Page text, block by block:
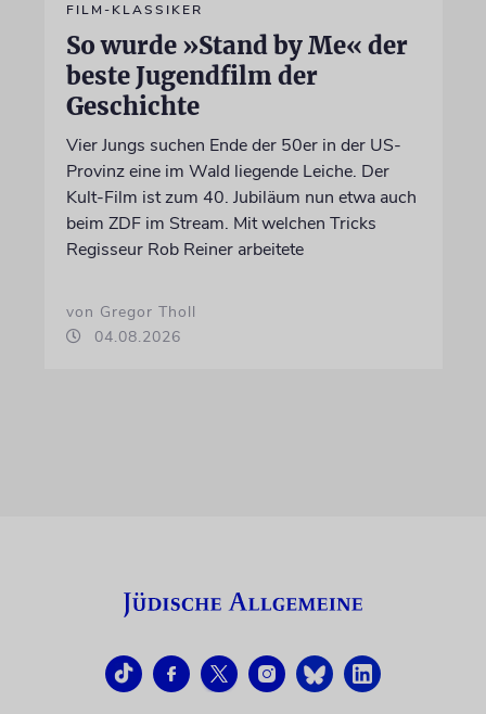
FILM-KLASSIKER
So wurde »Stand by Me« der
beste Jugendfilm der
Geschichte
Vier Jungs suchen Ende der 50er in der US-
Provinz eine im Wald liegende Leiche. Der
Kult-Film ist zum 40. Jubiläum nun etwa auch
beim ZDF im Stream. Mit welchen Tricks
Regisseur Rob Reiner arbeitete
von Gregor Tholl
04.08.2026